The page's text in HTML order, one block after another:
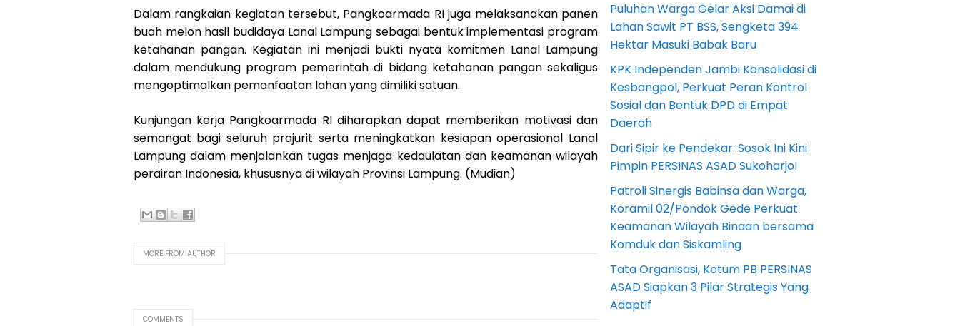
Dalam rangkaian kegiatan tersebut, Pangkoarmada RI juga melaksanakan panen
buah melon hasil budidaya Lanal Lampung sebagai bentuk implementasi program
ketahanan pangan. Kegiatan ini menjadi bukti nyata komitmen Lanal Lampung
dalam mendukung program pemerintah di bidang ketahanan pangan sekaligus
mengoptimalkan pemanfaatan lahan yang dimiliki satuan.
Kunjungan kerja Pangkoarmada RI diharapkan dapat memberikan motivasi dan
semangat bagi seluruh prajurit serta meningkatkan kesiapan operasional Lanal
Lampung dalam menjalankan tugas menjaga kedaulatan dan keamanan wilayah
perairan Indonesia, khususnya di wilayah Provinsi Lampung. (Mudian)
MORE FROM AUTHOR
COMMENTS
Puluhan Warga Gelar Aksi Damai di
Lahan Sawit PT BSS, Sengketa 394
Hektar Masuki Babak Baru
KPK Independen Jambi Konsolidasi di
Kesbangpol, Perkuat Peran Kontrol
Sosial dan Bentuk DPD di Empat
Daerah
Dari Sipir ke Pendekar: Sosok Ini Kini
Pimpin PERSINAS ASAD Sukoharjo!
Patroli Sinergis Babinsa dan Warga,
Koramil 02/Pondok Gede Perkuat
Keamanan Wilayah Binaan bersama
Komduk dan Siskamling
Tata Organisasi, Ketum PB PERSINAS
ASAD Siapkan 3 Pilar Strategis Yang
Adaptif